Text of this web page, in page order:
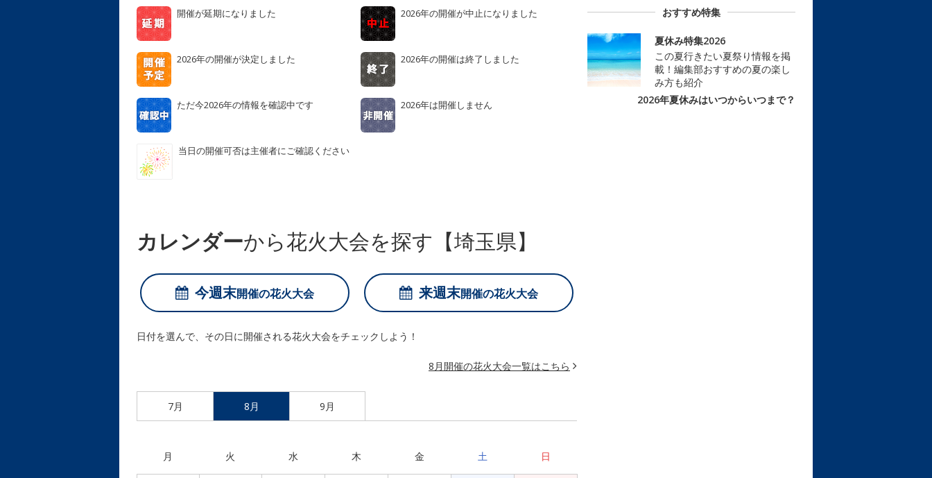
開催が延期になりました 2026年の開催が中止になりました
2026年の開催が決定しました 2026年の開催は終了しました
ただ今2026年の情報を確認中です 2026年は開催しません
当日の開催可否は主催者にご確認ください
カレンダーから花火大会を探す【埼玉県】
今週末開催の花火大会 来週末開催の花火大会
日付を選んで、その日に開催される花火大会をチェックしよう！
8月開催の花火大会一覧はこちら
7月 8月 9月
月 火 水 木 金 土 日
おすすめ特集
夏休み特集2026
この夏行きたい夏祭り情報を掲
載！編集部おすすめの夏の楽し
み方も紹介
2026年夏休みはいつからいつまで？